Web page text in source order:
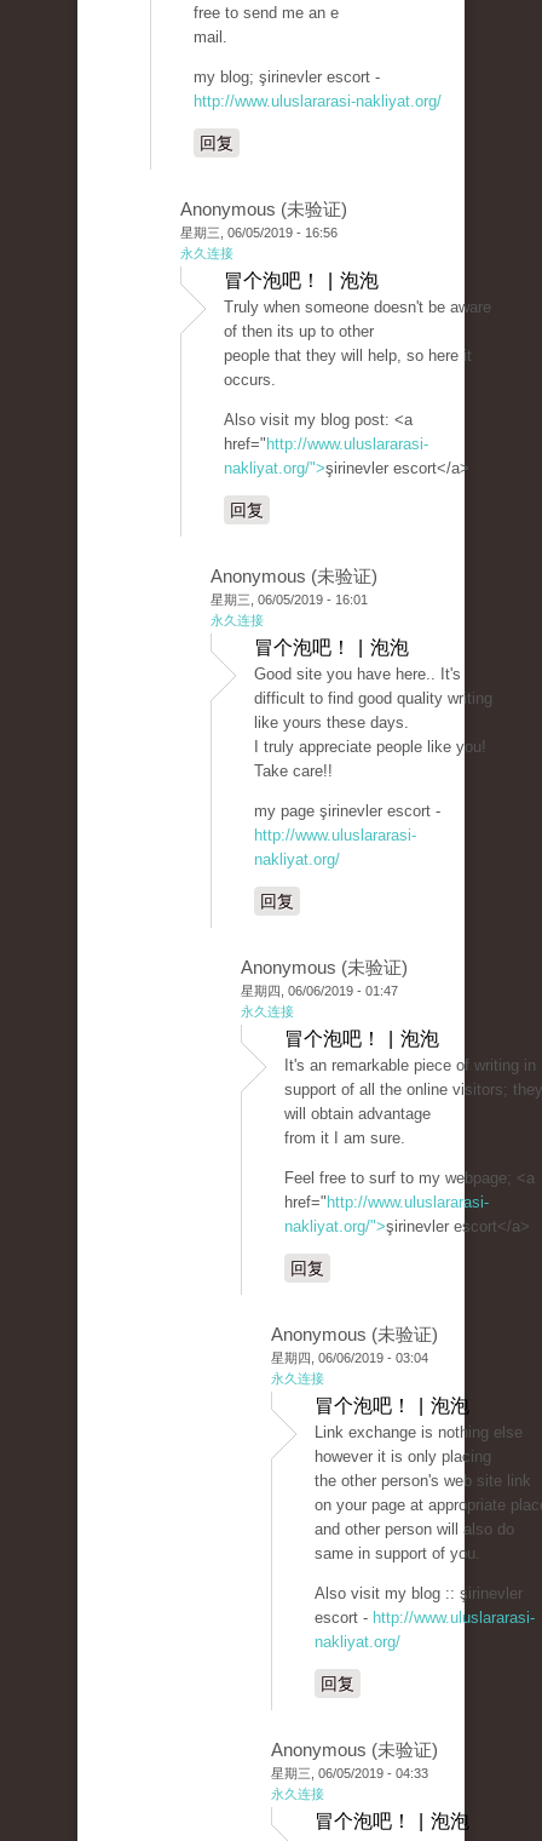
free to send me an e
mail.
my blog; şirinevler escort -
http://www.uluslararasi-nakliyat.org/
回复
Anonymous (未验证)
星期三, 06/05/2019 - 16:56
永久连接
冒个泡吧！ | 泡泡
Truly when someone doesn't be aware
of then its up to other
people that they will help, so here it
occurs.
Also visit my blog post: <a
href=" http://www.uluslararasi-
nakliyat.org/">şirinevler escort</a>
回复
Anonymous (未验证)
星期三, 06/05/2019 - 16:01
永久连接
冒个泡吧！ | 泡泡
Good site you have here.. It's
difficult to find good quality writing
like yours these days.
I truly appreciate people like you!
Take care!!
my page şirinevler escort -
http://www.uluslararasi-
nakliyat.org/
回复
Anonymous (未验证)
星期四, 06/06/2019 - 01:47
永久连接
冒个泡吧！ | 泡泡
It's an remarkable piece of writing in
support of all the online visitors; they
will obtain advantage
from it I am sure.
Feel free to surf to my webpage; <a
href=" http://www.uluslararasi-
nakliyat.org/">şirinevler escort</a>
回复
Anonymous (未验证)
星期四, 06/06/2019 - 03:04
永久连接
冒个泡吧！ | 泡泡
Link exchange is nothing else
however it is only placing
the other person's web site link
on your page at appropriate
and other person will also do
same in support of you.
Also visit my blog :: şirinevler
escort - http://www.uluslararasi-
nakliyat.org/
回复
Anonymous (未验证)
星期三, 06/05/2019 - 04:33
永久连接
冒个泡吧！ | 泡泡